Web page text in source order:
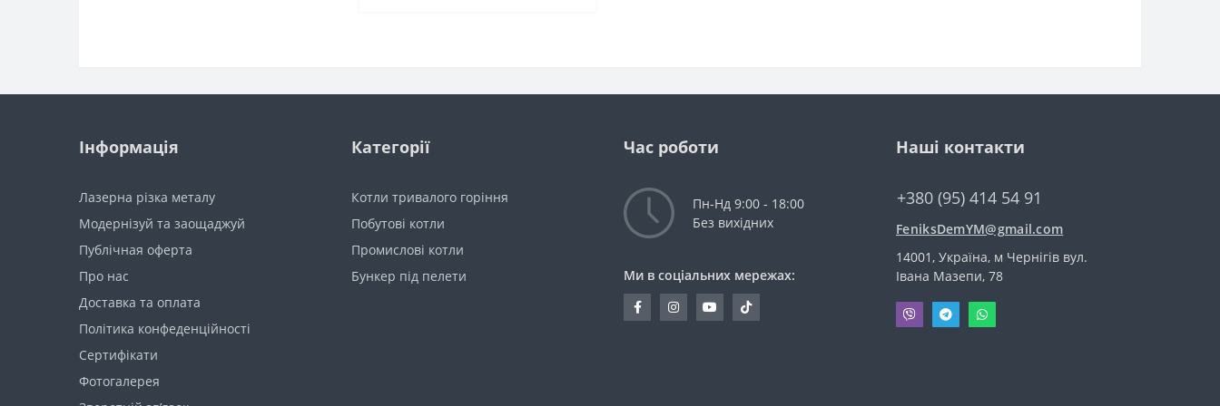
Інформація
Лазерна різка металу
Модернізуй та заощаджуй
Публічная оферта
Про нас
Доставка та оплата
Політика конфеденційності
Сертифікати
Фотогалерея
Категорії
Котли тривалого горіння
Побутові котли
Промислові котли
Бункер під пелети
Час роботи
Пн-Нд 9:00 - 18:00
Без вихідних
Ми в соціальних мережах:
Наші контакти
+380 (95) 414 54 91
FeniksDemYM@gmail.com
14001, Україна, м Чернігів вул.
Івана Мазепи, 78